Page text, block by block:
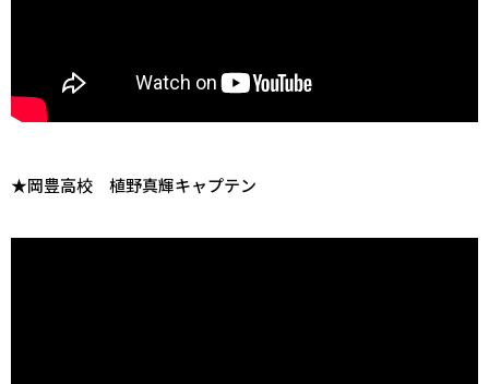
★岡豊高校 植野真輝キャプテン